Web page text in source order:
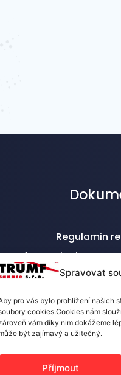
Spravovat
pro vás bylo prohlížení našich
cookies.Cookies nám
vám díky nim dokážeme
být zajímavý a užitečný.
Příjmout
Regulamin
Informacje dot.